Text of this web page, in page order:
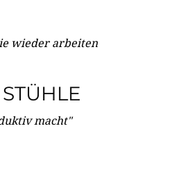
wieder arbeiten
macht"